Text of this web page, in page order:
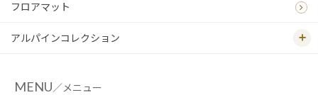
フロアマット
アルパインコレクション
MENU／メニュー